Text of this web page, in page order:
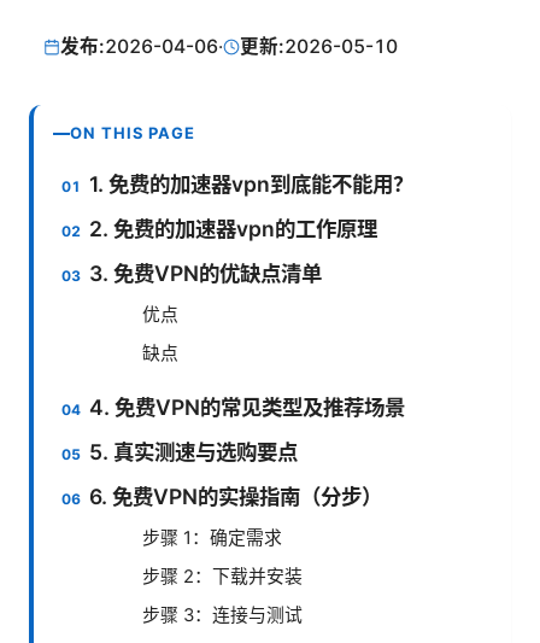
发布:2026-04-06· 更新:2026-05-10
ON THIS PAGE
1. 免费的加速器vpn到底能不能用？
2. 免费的加速器vpn的工作原理
3. 免费VPN的优缺点清单
优点
缺点
4. 免费VPN的常见类型及推荐场景
5. 真实测速与选购要点
6. 免费VPN的实操指南（分步）
步骤 1：确定需求
步骤 2：下载并安装
步骤 3：连接与测试